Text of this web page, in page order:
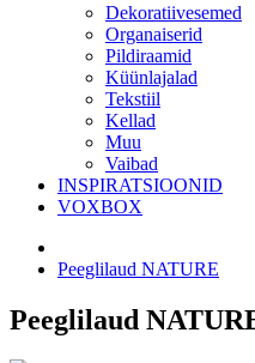
Dekoratiivesemed
Organaiserid
Pildiraamid
Küünlajalad
Tekstiil
Kellad
Muu
Vaibad
INSPIRATSIOONID
VOXBOX
Peeglilaud NATURE
Peeglilaud